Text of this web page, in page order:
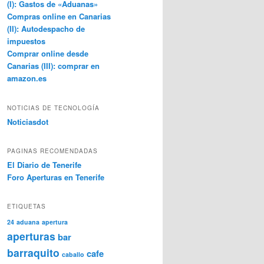
(I): Gastos de «Aduanas»
Compras online en Canarias
(II): Autodespacho de
impuestos
Comprar online desde
Canarias (III): comprar en
amazon.es
NOTICIAS DE TECNOLOGÍA
Noticiasdot
PAGINAS RECOMENDADAS
El Diario de Tenerife
Foro Aperturas en Tenerife
ETIQUETAS
24 aduana apertura
aperturas bar
barraquito caballo cafe